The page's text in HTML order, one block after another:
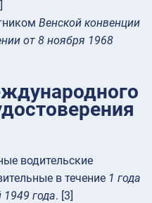
Венской конвенции
от 8 ноября 1968
водительские
в течение 1 года
года. [3]